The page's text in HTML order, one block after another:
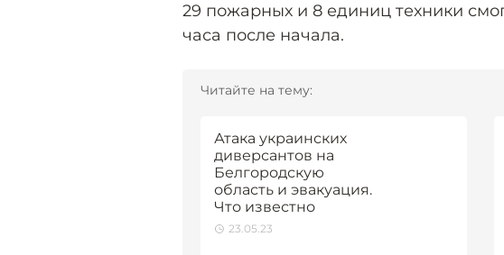
29 пожарных и 8 единиц техники
часа после начала.
Читайте на тему:
Атака украинских
диверсантов на
Белгородскую
область и эвакуация.
Что известно
23.05.23